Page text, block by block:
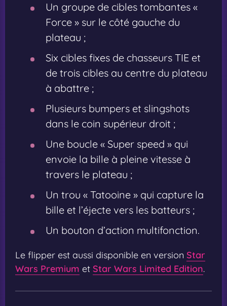
Un groupe de cibles tombantes «
Force » sur le côté gauche du
plateau ;
Six cibles fixes de chasseurs TIE et
de trois cibles au centre du plateau
à abattre ;
Plusieurs bumpers et slingshots
dans le coin supérieur droit ;
Une boucle « Super speed » qui
envoie la bille à pleine vitesse à
travers le plateau ;
Un trou « Tatooine » qui capture la
bille et l’éjecte vers les batteurs ;
Un bouton d’action multifonction.
Le flipper est aussi disponible en version Star
Wars Premium et Star Wars Limited Edition.